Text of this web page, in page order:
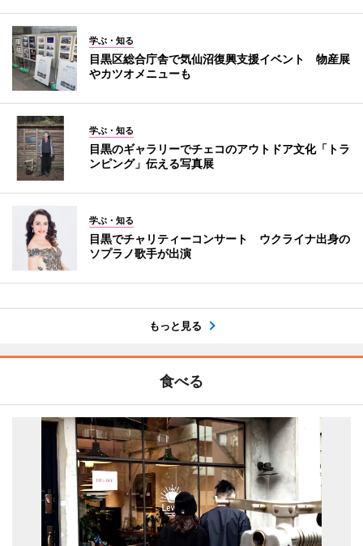
学ぶ・知る
目黒区総合庁舎で気仙沼復興支援イベント 物産展
やカツオメニューも
学ぶ・知る
目黒のギャラリーでチェコのアウトドア文化「トラ
ンピング」伝える写真展
学ぶ・知る
目黒でチャリティーコンサート ウクライナ出身の
ソプラノ歌手が出演
もっと見る
食べる